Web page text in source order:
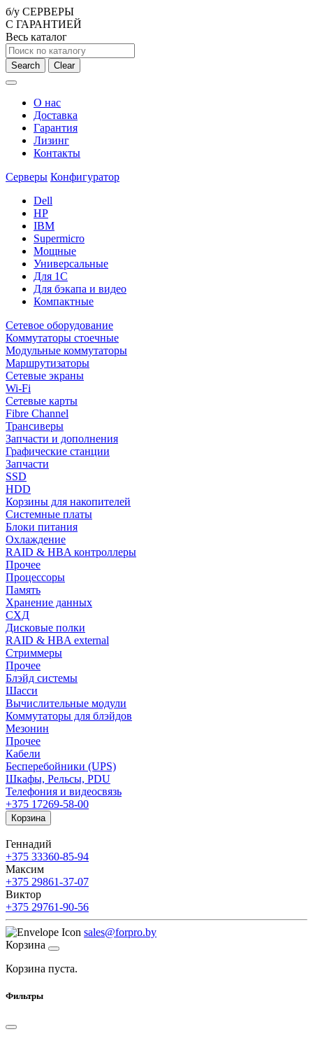
б/у СЕРВЕРЫ
С ГАРАНТИЕЙ
Весь каталог
Search Clear
О нас
Доставка
Гарантия
Лизинг
Контакты
Серверы Конфигуратор
Dell
HP
IBM
Supermicro
Мощные
Универсальные
Для 1С
Для бэкапа и видео
Компактные
Сетевое оборудование
Коммутаторы стоечные
Модульные коммутаторы
Маршрутизаторы
Сетевые экраны
Wi-Fi
Сетевые карты
Fibre Channel
Трансиверы
Запчасти и дополнения
Графические станции
Запчасти
SSD
HDD
Корзины для накопителей
Системные платы
Блоки питания
Охлаждение
RAID & HBA контроллеры
Прочее
Процессоры
Память
Хранение данных
СХД
Дисковые полки
RAID & HBA external
Стриммеры
Прочее
Блэйд системы
Шасси
Вычислительные модули
Коммутаторы для блэйдов
Мезонин
Прочее
Кабели
Бесперебойники (UPS)
Шкафы, Рельсы, PDU
Телефония и видеосвязь
+375 17269-58-00
Корзина
Геннадий
+375 33360-85-94
Максим
+375 29861-37-07
Виктор
+375 29761-90-56
sales@forpro.by
Корзина
Корзина пуста.
Фильтры